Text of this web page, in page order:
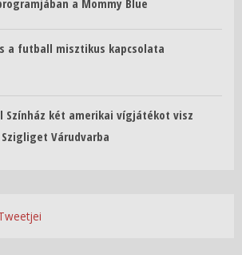
a Mommy Blue
a futball misztikus kapcsolata
Színház két amerikai vígjátékot visz
Várudvarba